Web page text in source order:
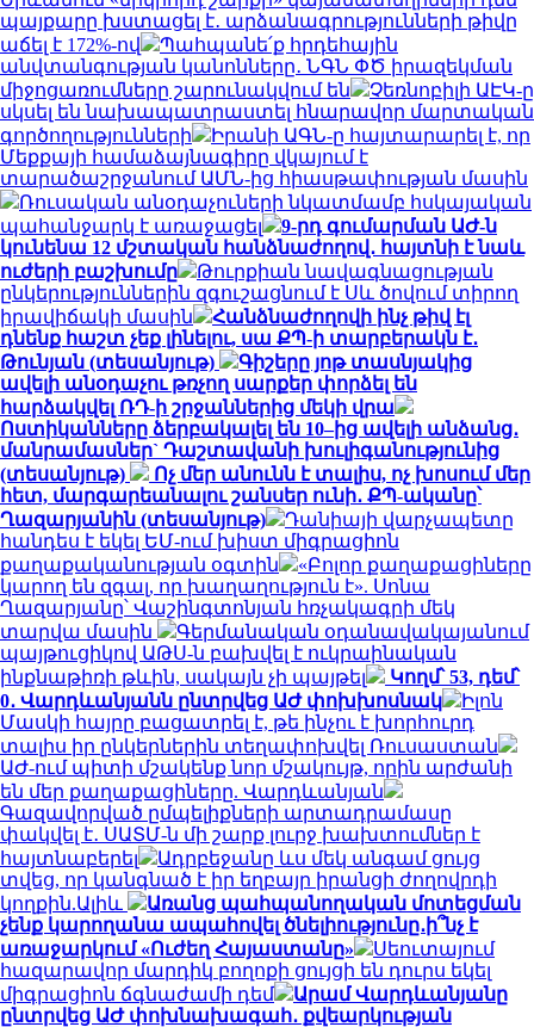
պայքարը խստացել է․ արձանագրությունների թիվը
աճել է 172%-ով
Պահպանե՛ք հրդեհային
անվտանգության կանոնները․ ՆԳՆ ՓԾ իրազեկման
միջոցառումները շարունակվում են
Չեռնոբիլի ԱԷԿ-ը
սկսել են նախապատրաստել հնարավոր մարտական
գործողությունների
Իրանի ԱԳՆ-ը հայտարարել է, որ
Մեքքայի համաձայնագիրը վկայում է
տարածաշրջանում ԱՄՆ-ից հիասթափության մասին
Ռուսական անօդաչուների նկատմամբ հսկայական
պահանջարկ է առաջացել
9-րդ գումարման ԱԺ-ն
կունենա 12 մշտական հանձնաժողով․ հայտնի է նաև
ուժերի բաշխումը
Թուրքիան նավագնացության
ընկերություններին զգուշացնում է Սև ծովում տիրող
իրավիճակի մասին
Հանձնաժողովի ինչ թիվ էլ
դնենք հաշտ չեք լինելու, սա ՔՊ-ի տարբերակն է․
Թունյան (տեսանյութ)
Գիշերը յոթ տասնյակից
ավելի անօդաչու թռչող սարքեր փորձել են
հարձակվել ՌԴ-ի շրջաններից մեկի վրա
Ոստիկանները ձերբակալել են 10–ից ավելի անձանց․
մանրամասներ` Դաշտավանի խուլիգանությունից
(տեսանյութ)
Ոչ մեր անունն է տալիս, ոչ խոսում մեր
հետ, մարգարեանալու շանսեր ունի․ ՔՊ-ականը՝
Ղազարյանին (տեսանյութ)
Դանիայի վարչապետը
հանդես է եկել ԵՄ-ում խիստ միգրացիոն
քաղաքականության օգտին
«Բոլոր քաղաքացիները
կարող են զգալ, որ խաղաղություն է». Սոնա
Ղազարյանը՝ Վաշինգտոնյան հռչակագրի մեկ
տարվա մասին
Գերմանական օդանավակայանում
պայթուցիկով ԱԹՍ-ն բախվել է ուկրաինական
ինքնաթիռի թևին, սակայն չի պայթել
Կողմ՝ 53, դեմ՝
0․ Վարդևանյանն ընտրվեց ԱԺ փոխխոսնակ
Իլոն
Մասկի հայրը բացատրել է, թե ինչու է խորհուրդ
տալիս իր ընկերներին տեղափոխվել Ռուսաստան
ԱԺ-ում պիտի մշակենք նոր մշակույթ, որին արժանի
են մեր քաղաքացիները. Վարդևանյան
Գազավորված ըմպելիքների արտադրամասը
փակվել է․ ՍԱՏՄ-ն մի շարք լուրջ խախտումներ է
հայտնաբերել
Ադրբեջանը ևս մեկ անգամ ցույց
տվեց, որ կանգնած է իր եղբայր իրանցի ժողովրդի
կողքին.Ալիև
Առանց պահպանողական մոտեցման
չենք կարողանա ապահովել ծնելիությունը․ի՞նչ է
առաջարկում «Ուժեղ Հայաստանը»
Սեուտայում
հազարավոր մարդիկ բողոքի ցույցի են դուրս եկել
միգրացիոն ճգնաժամի դեմ
Արամ Վարդևանյանը
ընտրվեց ԱԺ փոխնախագահ․ քվեարկության